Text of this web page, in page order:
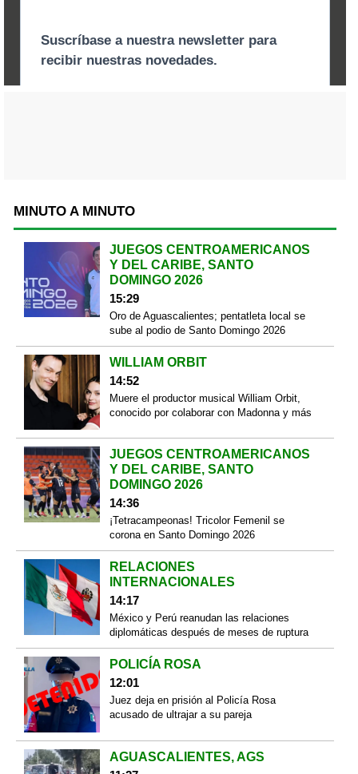
MINUTO A MINUTO
JUEGOS CENTROAMERICANOS
Y DEL CARIBE, SANTO
DOMINGO 2026
15:29
Oro de Aguascalientes; pentatleta local se
sube al podio de Santo Domingo 2026
WILLIAM ORBIT
14:52
Muere el productor musical William Orbit,
conocido por colaborar con Madonna y más
JUEGOS CENTROAMERICANOS
Y DEL CARIBE, SANTO
DOMINGO 2026
14:36
¡Tetracampeonas! Tricolor Femenil se
corona en Santo Domingo 2026
RELACIONES
INTERNACIONALES
14:17
México y Perú reanudan las relaciones
diplomáticas después de meses de ruptura
POLICÍA ROSA
12:01
Juez deja en prisión al Policía Rosa
acusado de ultrajar a su pareja
AGUASCALIENTES, AGS